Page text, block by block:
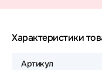
Характеристики
Артикул